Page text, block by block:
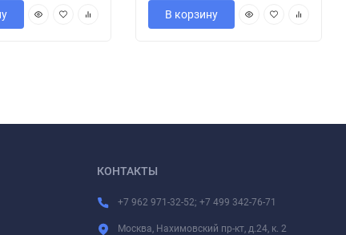
В корзину
КОНТАКТЫ
+7 962 971-32-52; +7 499 342-76-71
Москва, Нахимовский пр-кт, д.24, к. 2